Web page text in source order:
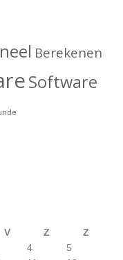
Berekenen
Software
V Z
Z
4
5